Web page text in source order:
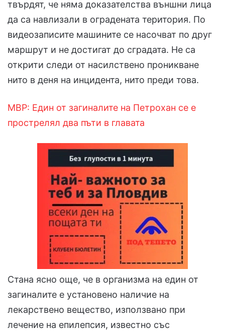
твърдят, че няма доказателства външни лица
да са навлизали в оградената територия. По
видеозаписите машините се насочват по друг
маршрут и не достигат до сградата. Не са
открити следи от насилствено проникване
нито в деня на инцидента, нито преди това.
МВР: Един от загиналите на Петрохан се е
прострелял два пъти в главата
Стана ясно още, че в организма на един от
загиналите е установено наличие на
лекарствено вещество, използвано при
лечение на епилепсия, известно със